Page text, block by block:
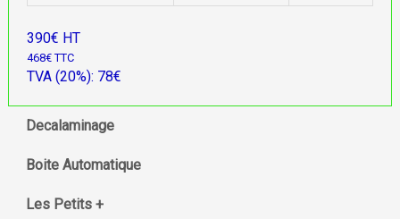
390€ HT
468€ TTC
TVA (20%): 78€
Decalaminage
Boite Automatique
Les Petits +